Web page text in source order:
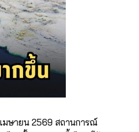
เมษายน 2569 สถานการณ์